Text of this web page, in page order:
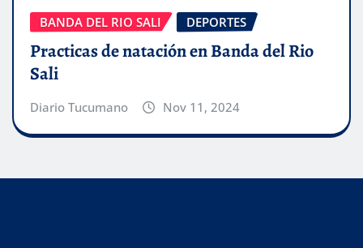
BANDA DEL RIO SALI DEPORTES
Practicas de natación en Banda del Rio
Sali
Diario Tucumano Nov 11, 2024